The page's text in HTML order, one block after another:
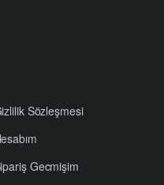
Sözleşmesi
Gecmişim